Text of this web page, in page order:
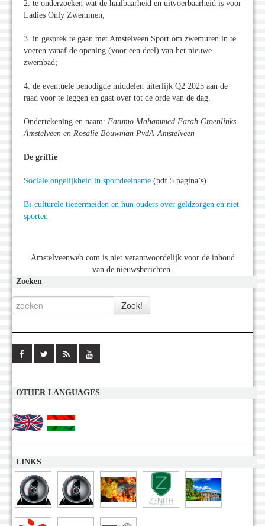
2. te onderzoeken wat de haalbaarheid en uitvoerbaarheid is voor
Ladies Only Zwemmen;
3. in gesprek te gaan met Amstelveen Sport om zwemuren in te
voeren vanaf de opening (voor een deel) van het nieuwe
zwembad;
4. de eventuele benodigde middelen uiterlijk Q2 2025 aan de
raad voor te leggen en gaat over tot de orde van de dag.
Ondertekening en naam: Fatumo Mahammed Farah Groenlinks-
Amstelveen en Rosalie Bouwman PvdA-Amstelveen
De griffie
Sociale ongelijkheid in sportdeelname (pdf 5 pagina’s)
Bi-culturele tienermeiden en hun ouders over geldzorgen en niet
sporten
Amstelveenweb.com is niet verantwoordelijk voor de inhoud
van de nieuwsberichten.
Zoeken
OTHER LANGUAGES
LINKS